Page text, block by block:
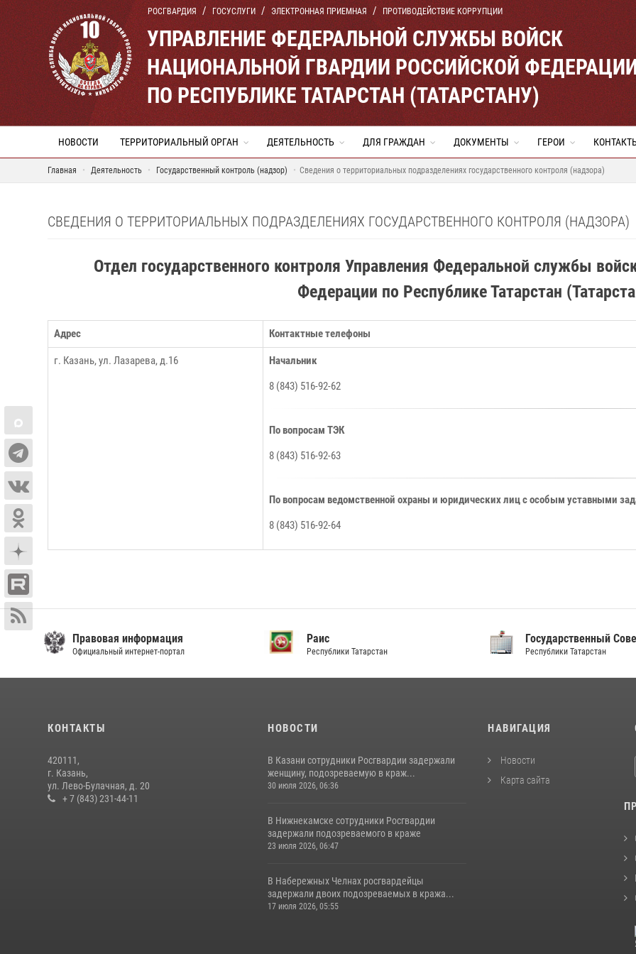
РОСГВАРДИЯ ГОСУСЛУГИ ЭЛЕКТРОННАЯ ПРИЕМНАЯ ПРОТИВОДЕЙСТВИЕ КОРРУПЦИИ
УПРАВЛЕНИЕ ФЕДЕРАЛЬНОЙ СЛУЖБЫ ВОЙСК
НАЦИОНАЛЬНОЙ ГВАРДИИ РОССИЙСКОЙ
ПО РЕСПУБЛИКЕ ТАТАРСТАН (ТАТАРСТАНУ)
НОВОСТИ ТЕРРИТОРИАЛЬНЫЙ ОРГАН ДЕЯТЕЛЬНОСТЬ ДЛЯ ГРАЖДАН ДОКУМЕНТЫ ГЕРОИ
Главная Деятельность Государственный контроль (надзор) Сведения о территориальных подразделениях государственного контроля (надзора)
СВЕДЕНИЯ О ТЕРРИТОРИАЛЬНЫХ ПОДРАЗДЕЛЕНИЯХ ГОСУДАРСТВЕННОГО КОНТРОЛЯ (НАДЗОРА)
Отдел государственного контроля Управления Федеральной службы
Федерации по Республике Татарстан
Адрес Контактные телефоны
г. Казань, ул. Лазарева, д.16
Начальник
8 (843) 516-92-62
По вопросам ТЭК
8 (843) 516-92-63
По вопросам ведомственной охраны и юридических лиц с особым уставными
8 (843) 516-92-64
Правовая информация
Официальный интернет-портал
Раис
Республики Татарстан
Государственный
Республики Татарстан
КОНТАКТЫ
420111,
г. Казань,
ул. Лево-Булачная, д. 20
+ 7 (843) 231-44-11
НОВОСТИ
В Казани сотрудники Росгвардии задержали
женщину, подозреваемую в краж...
30 июля 2026, 06:36
В Нижнекамске сотрудники Росгвардии
задержали подозреваемого в краже
23 июля 2026, 06:47
В Набережных Челнах росгвардейцы
задержали двоих подозреваемых в кража...
17 июля 2026, 05:55
НАВИГАЦИЯ
Новости
Карта сайта